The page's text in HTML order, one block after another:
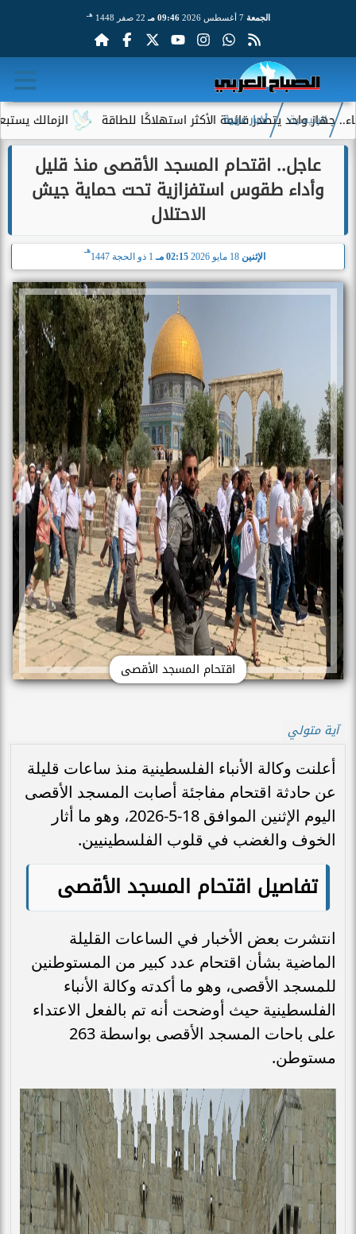
الجمعة 7 أغسطس 2026 09:46 مـ 22 صفر 1448 هـ
الزمالك يستبعد 4 لاعبين شباب من حساباته في الموسم الجديد يتصدر قائمة الأكثر استهلاكًا للطاقة
الرئيسية أخبار عربية
عاجل.. اقتحام المسجد الأقصى منذ قليل
وأداء طقوس استفزازية تحت حماية جيش
الاحتلال
الإثنين 02:15 مـ 1 ذو الحجة 1447
هـ
اقتحام المسجد الأقصى
آية متولي
أعلنت وكالة الأنباء الفلسطينية منذ ساعات قليلة
عن حادثة اقتحام مفاجئة أصابت المسجد الأقصى
اليوم الإثنين الموافق 18-5-2026، وهو ما أثار
الخوف والغضب في قلوب الفلسطينيين.
تفاصيل اقتحام المسجد الأقصى
انتشرت بعض الأخبار في الساعات القليلة
الماضية بشأن اقتحام عدد كبير من المستوطنين
للمسجد الأقصى، وهو ما أكدته وكالة الأنباء
الفلسطينية حيث أوضحت أنه تم بالفعل الاعتداء
على باحات المسجد الأقصى بواسطة 263
مستوطن.